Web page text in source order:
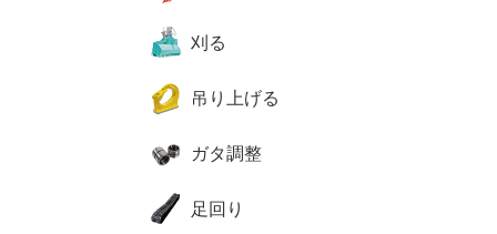
刈る
吊り上げる
ガタ調整
足回り